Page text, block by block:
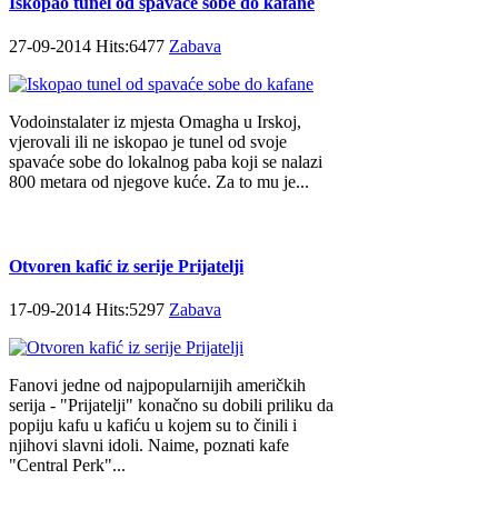
27-09-2014 Hits:6477 Zabava
Vodoinstalater iz mjesta Omagha u Irskoj,
vjerovali ili ne iskopao je tunel od svoje
spavaće sobe do lokalnog paba koji se nalazi
800 metara od njegove kuće. Za to mu je...
Otvoren kafić iz serije Prijatelji
17-09-2014 Hits:5297 Zabava
Fanovi jedne od najpopularnijih američkih
serija - "Prijatelji" konačno su dobili priliku da
popiju kafu u kafiću u kojem su to činili i
njihovi slavni idoli. Naime, poznati kafe
"Central Perk"...